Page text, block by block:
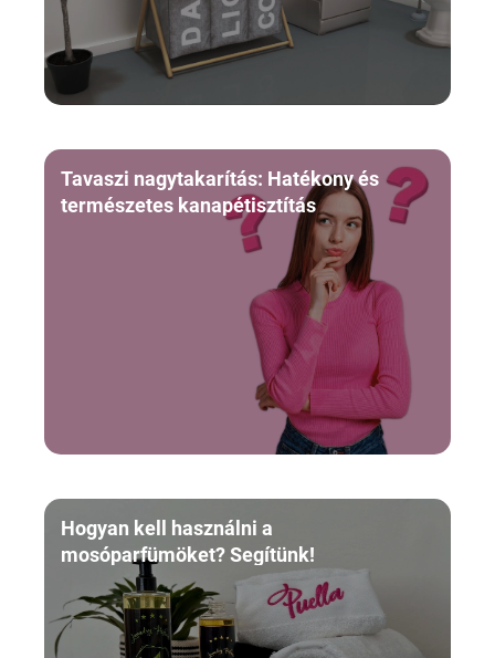
Tavaszi nagytakarítás: Hatékony és
természetes kanapétisztítás
Hogyan kell használni a
mosóparfümöket? Segítünk!